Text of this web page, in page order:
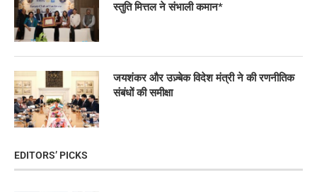
स्तुति मित्तल ने संभाली कमान*
जयशंकर और उज़्बेक विदेश मंत्री ने की रणनीतिक
संबंधों की समीक्षा
EDITORS’ PICKS